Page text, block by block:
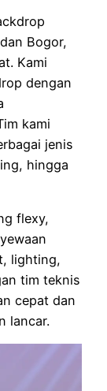
Bogor,
Kami
dengan
kami
jenis
hingga
flexy,
lighting,
tim teknis
cepat dan
lancar.